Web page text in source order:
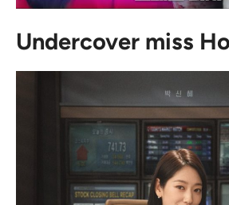
Undercover miss